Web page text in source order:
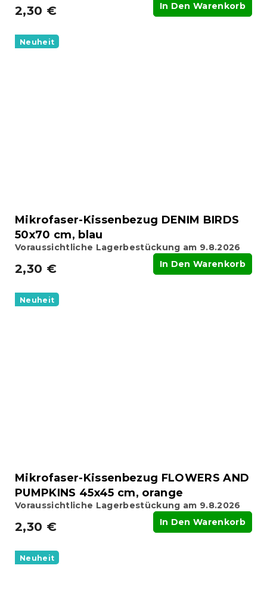
2,30 € In Den Warenkorb
Neuheit
Mikrofaser-Kissenbezug DENIM BIRDS
50x70 cm, blau
Voraussichtliche Lagerbestückung am 9.8.2026
2,30 € In Den Warenkorb
Neuheit
Mikrofaser-Kissenbezug FLOWERS AND
PUMPKINS 45x45 cm, orange
Voraussichtliche Lagerbestückung am 9.8.2026
2,30 € In Den Warenkorb
Neuheit